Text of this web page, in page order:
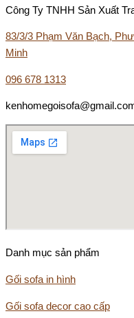
Công Ty TNHH Sản Xuất
83/3/3 Phạm Văn Bạch,
Minh
096 678 1313
Danh mục sản phẩm
Gối sofa in hình
Gối sofa decor cao cấp